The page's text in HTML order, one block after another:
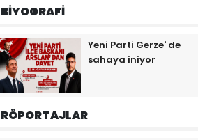
BİYOGRAFİ
Yeni Parti Gerze' de
sahaya iniyor
RÖPORTAJLAR